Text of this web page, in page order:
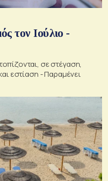
τον Ιούλιο -
σε στέγαση,
εστίαση - Παραμένει